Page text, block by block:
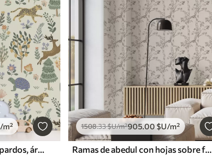
/m²
Ilustración retro con leopardos, árboles y ciervos
1508.33$U/m²905.00 $U/m²
Ramas de abedul con hojas sobre fondo claro